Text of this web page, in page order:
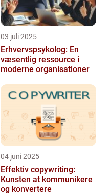
03 juli 2025
Erhvervspsykolog: En
væsentlig ressource i
moderne organisationer
04 juni 2025
Effektiv copywriting:
Kunsten at kommunikere
og konvertere